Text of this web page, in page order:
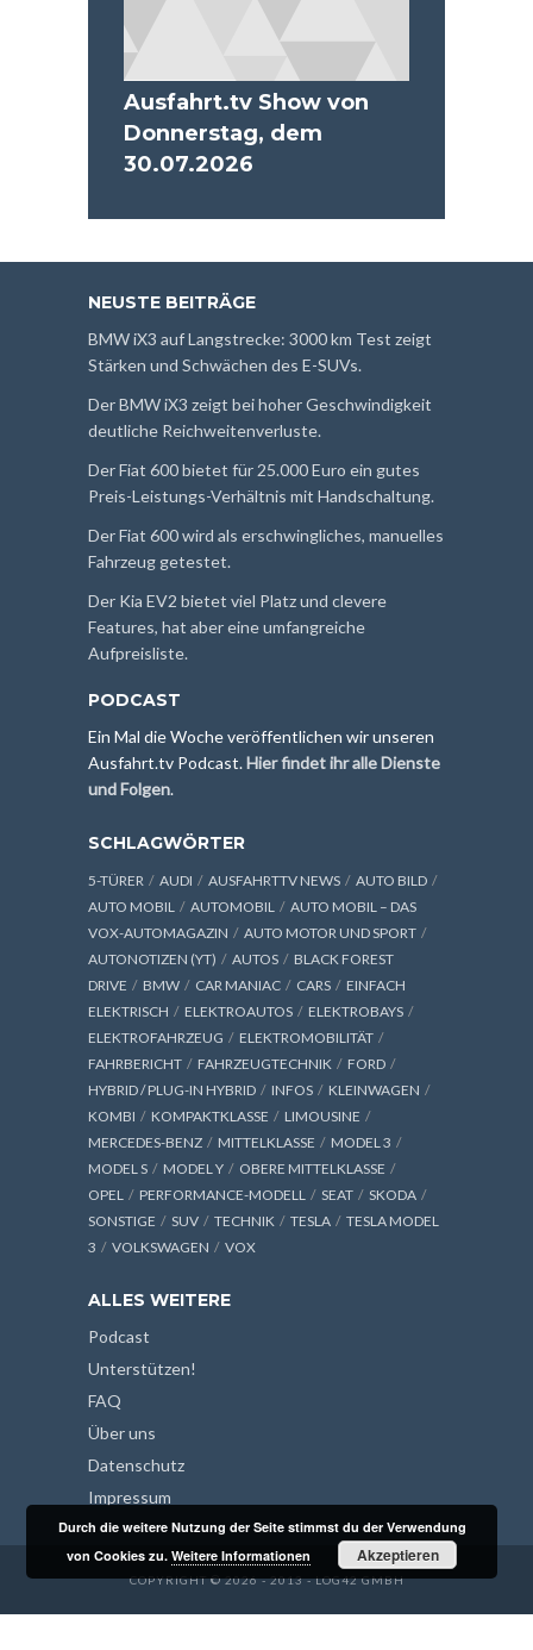
Ausfahrt.tv Show von
Donnerstag, dem
30.07.2026
NEUSTE BEITRÄGE
BMW iX3 auf Langstrecke: 3000 km Test zeigt
Stärken und Schwächen des E-SUVs.
Der BMW iX3 zeigt bei hoher Geschwindigkeit
deutliche Reichweitenverluste.
Der Fiat 600 bietet für 25.000 Euro ein gutes
Preis-Leistungs-Verhältnis mit Handschaltung.
Der Fiat 600 wird als erschwingliches, manuelles
Fahrzeug getestet.
Der Kia EV2 bietet viel Platz und clevere
Features, hat aber eine umfangreiche
Aufpreisliste.
PODCAST
Ein Mal die Woche veröffentlichen wir unseren
Ausfahrt.tv Podcast.Hier findet ihr alle Dienste
und Folgen.
SCHLAGWÖRTER
5-TÜRER AUDI AUSFAHRTTV NEWS
AUTO BILD
AUTO MOBIL
AUTOMOBIL
AUTO MOBIL – DAS
VOX-AUTOMAGAZIN
AUTO MOTOR UND SPORT
AUTONOTIZEN (YT)
AUTOS
BLACK FOREST
DRIVE
BMW CAR MANIAC CARS
EINFACH
ELEKTRISCH
ELEKTROAUTOS
ELEKTROBAYS
ELEKTROFAHRZEUG
ELEKTROMOBILITÄT
FAHRBERICHT
FAHRZEUGTECHNIK
FORD
HYBRID / PLUG-IN HYBRID
INFOS
KLEINWAGEN
KOMBI
KOMPAKTKLASSE
LIMOUSINE
MERCEDES-BENZ
MITTELKLASSE
MODEL 3
MODEL S
MODEL Y
OBERE MITTELKLASSE
OPEL
PERFORMANCE-MODELL SEAT
SKODA
SONSTIGE
SUV TECHNIK TESLA
TESLA MODEL
3
VOLKSWAGEN VOX
ALLES WEITERE
Podcast
Unterstützen!
FAQ
Über uns
Datenschutz
Impressum
COPYRIGHT © 2026 - 2013 - LOG42 GMBH
Durch die weitere Nutzung der Seite stimmst du der Verwendung
von Cookies zu.Weitere Informationen Akzeptieren